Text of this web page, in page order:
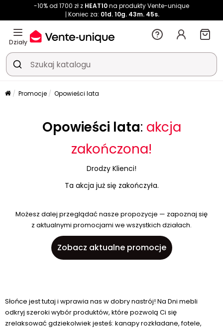
-10% od 1700 zł z HEAT10na produkty Vente-unique
Koniec za: 01d.10g. 43m. 45s.
Działy
Promocje Opowieści lata
Opowieści lata: akcja
zakończona!
Drodzy Klienci!
Ta akcja już się zakończyła.
Możesz dalej przeglądać nasze propozycje — zapoznaj się
z aktualnymi promocjami we wszystkich działach.
Zobacz aktualne promocje
Słońce jest tutaj i wprawia nas w dobry nastrój! Na Dni mebli
odkryj szeroki wybór produktów, które pozwolą Ci się
zrelaksować gdziekolwiek jesteś: kanapy rozkładane, fotele,